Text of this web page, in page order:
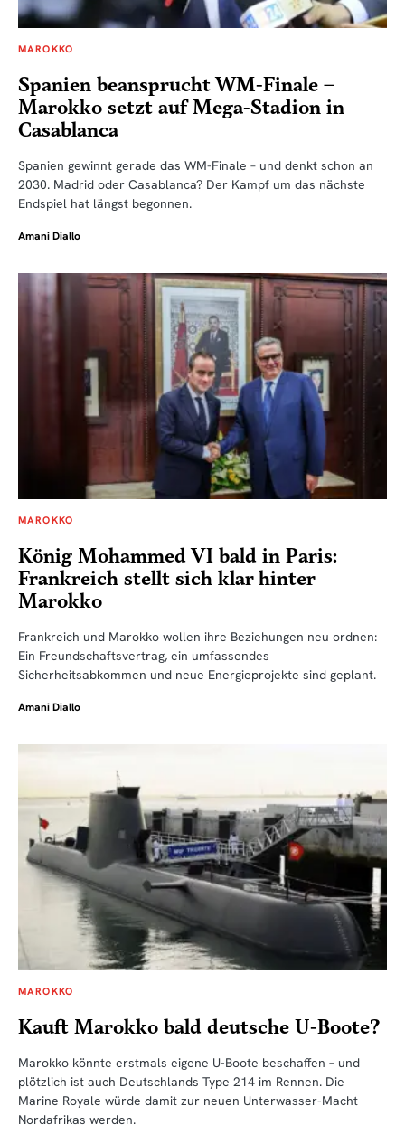
MAROKKO
Spanien beansprucht WM-Finale –
Marokko setzt auf Mega-Stadion in
Casablanca
Spanien gewinnt gerade das WM-Finale – und denkt schon an
2030. Madrid oder Casablanca? Der Kampf um das nächste
Endspiel hat längst begonnen.
Amani Diallo
MAROKKO
König Mohammed VI bald in Paris:
Frankreich stellt sich klar hinter
Marokko
Frankreich und Marokko wollen ihre Beziehungen neu ordnen:
Ein Freundschaftsvertrag, ein umfassendes
Sicherheitsabkommen und neue Energieprojekte sind geplant.
Amani Diallo
MAROKKO
Kauft Marokko bald deutsche U-Boote?
Marokko könnte erstmals eigene U-Boote beschaffen – und
plötzlich ist auch Deutschlands Type 214 im Rennen. Die
Marine Royale würde damit zur neuen Unterwasser-Macht
Nordafrikas werden.